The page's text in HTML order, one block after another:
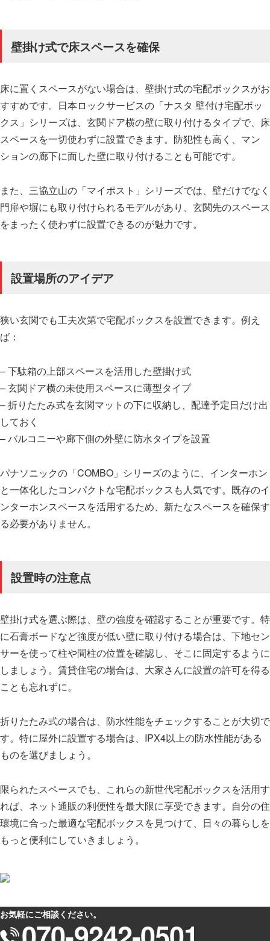
壁掛け式で床スペースを確保
床に置くスペースがない場合は、壁掛け式の宅配ボックスがお
すすめです。日本ロックサービスの「ナスタ 壁付け宅配ボッ
クス」シリーズは、玄関ドア横の壁に取り付けるタイプで、床
スペースを一切使わずに設置できます。防犯性も高く、マン
ションの廊下に面した壁に取り付けることも可能です。
また、三協立山の「マイポスト」シリーズでは、壁だけでなく
門扉や塀にも取り付けられるモデルがあり、玄関先のスペース
をまったく使わずに設置できるのが魅力です。
設置場所のアイデア
狭い玄関でも工夫次第で宅配ボックスを設置できます。例え
ば：
– 下駄箱の上部スペースを活用した壁掛け式
– 玄関ドア横の未使用スペースに薄型タイプ
– 折りたたみ式を玄関マットの下に収納し、配達予定日だけ出
しておく
– バルコニーや廊下側の外壁に防水タイプを設置
パナソニックの「COMBO」シリーズのように、インターホン
と一体化したコンパクトな宅配ボックスも人気です。既存のイ
ンターホンスペースを活用するため、新たなスペースを確保す
る必要がありません。
設置時の注意点
壁掛け式を選ぶ際は、壁の強度を確認することが重要です。特
に石膏ボードなど強度が低い壁に取り付ける場合は、下地セン
サーを使って柱や間柱の位置を確認し、そこに固定するように
しましょう。賃貸住宅の場合は、大家さんに設置の許可を得る
ことも忘れずに。
折りたたみ式の場合は、防水性能をチェックすることが大切で
す。特に屋外に設置する場合は、IPX4以上の防水性能がある
ものを選びましょう。
限られたスペースでも、これらの新世代宅配ボックスを活用す
れば、ネット通販の利便性を最大限に享受できます。自分の住
環境に合った最適な宅配ボックスを見つけて、日々の暮らしを
もっと便利にしていきましょう。
お気軽にご相談ください。